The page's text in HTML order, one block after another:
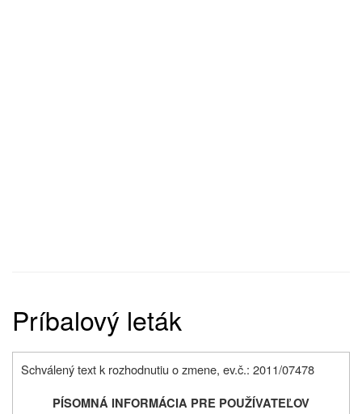
Príbalový leták
Schválený text k rozhodnutiu o zmene, ev.č.: 2011/07478
PÍSOMNÁ INFORMÁCIA PRE POUŽÍVATEĽOV